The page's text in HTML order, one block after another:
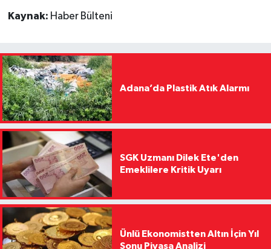
Kaynak: Haber Bülteni
Adana’da Plastik Atık Alarmı
SGK Uzmanı Dilek Ete'den
Emeklilere Kritik Uyarı
Ünlü Ekonomistten Altın İçin Yıl
Sonu Piyasa Analizi